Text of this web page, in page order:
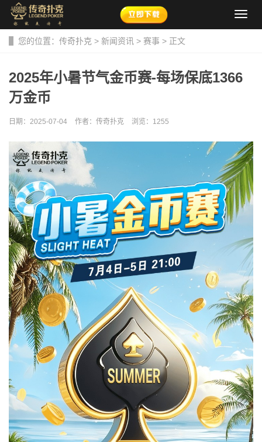
导
您的位置： 传奇扑克 > 新闻资讯 > 赛事 > 正文
2025年小暑节气金币赛-每场保底1366
万金币
日期：2025-07-04 作者：传奇扑克 浏览： 1255